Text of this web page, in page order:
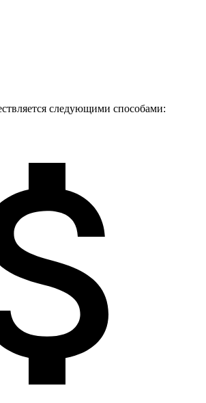
следующими способами: